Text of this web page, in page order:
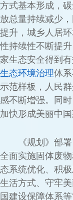
方式基本形成，
放总量持续减少
提升，城乡人居
性持续性不断提
家生态安全得到
生态环境治理体
示范样板，人民
感不断增强。同
加快形成美丽中国
《规划》部
全面实施固体废
态系统优化、积
生活方式、守牢
国建设保障体系